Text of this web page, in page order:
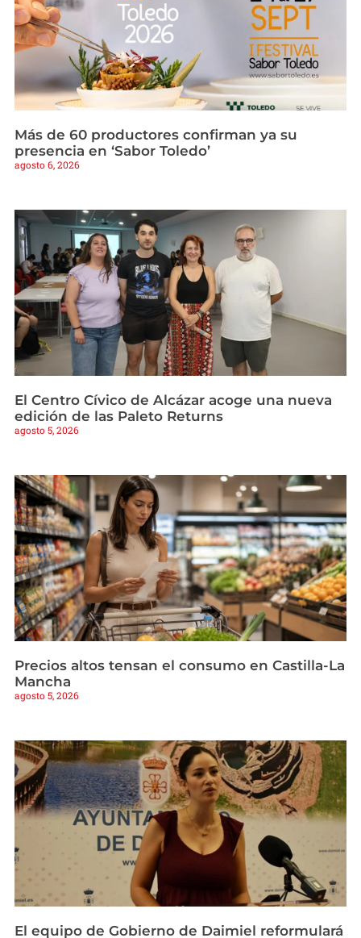
Más de 60 productores confirman ya su
presencia en ‘Sabor Toledo’
agosto 6, 2026
El Centro Cívico de Alcázar acoge una nueva
edición de las Paleto Returns
agosto 5, 2026
Precios altos tensan el consumo en Castilla-La
Mancha
agosto 5, 2026
El equipo de Gobierno de Daimiel reformulará